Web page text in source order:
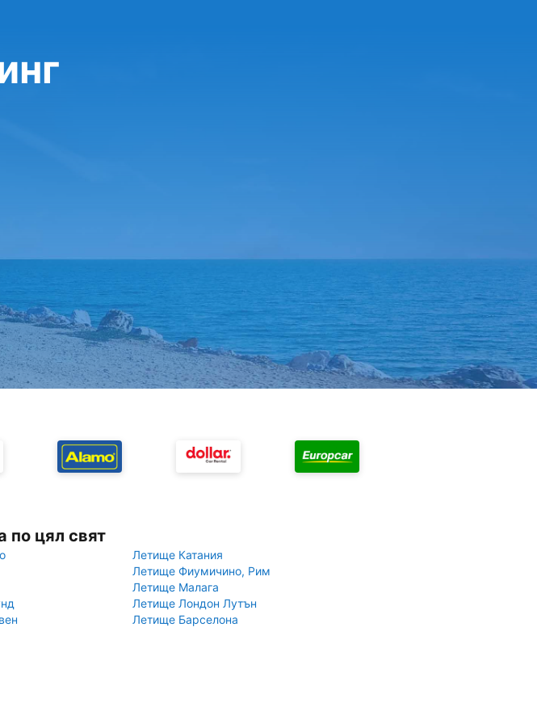
по цял свят
Летище Катания
Летище Фиумичино, Рим
Летище Малага
Летище Лондон Лутън
Летище Барселона